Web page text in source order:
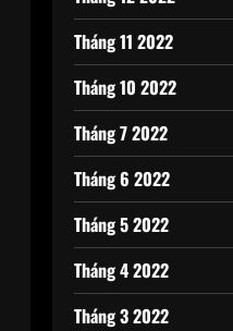
Tháng 11 2022
Tháng 10 2022
Tháng 7 2022
Tháng 6 2022
Tháng 5 2022
Tháng 4 2022
Tháng 3 2022